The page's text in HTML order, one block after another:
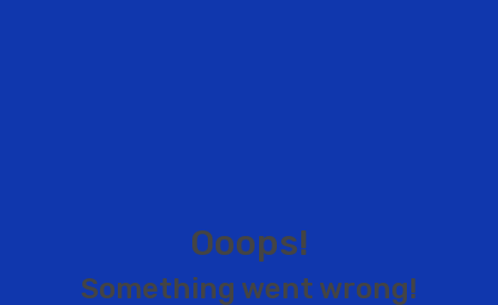
Ooops!
Something went wrong!